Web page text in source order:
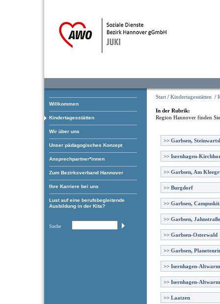
Willkommen
Kindertagesstätten
Wir über uns
Unser pädagogisches Konzept
Ansprechpartner*innen
Zum Bezirksverband Hannover
Ihre Karriere bei uns
Lust auf eine berufsbegleitende
Ausbildung in der Kita?
Suche
Start / Kindertagesstätten /
In der Rubrik:
Region Hannover finden
>> Garbsen,
>> Isernhagen-
>> Garbsen, Am
>> Burgdorf
>> Garbsen,
>> Garbsen, Jahnstraße
>> Garbsen-Osterwald
>> Garbsen,
>> Isernhagen-
>> Isernhagen-
>> Laatzen